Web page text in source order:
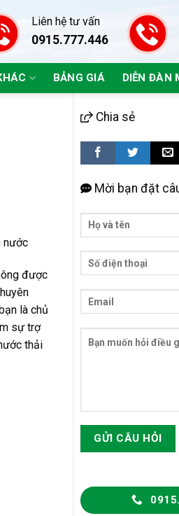
Liên hệ tư vấn
0915.777.446
BẢNG GIÁ DIỄN ĐÀN
nước
được
là chủ
sự trợ
thải
Chia sẻ
Mời bạn đặt